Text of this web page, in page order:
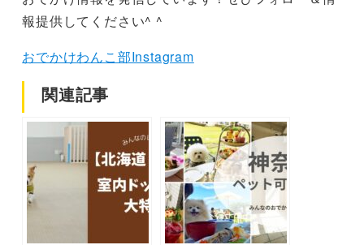
報提供してください^ ^
おでかけわんこ部Instagram
関連記事